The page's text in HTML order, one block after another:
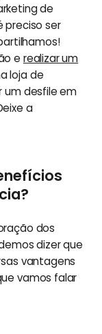
de
preciso ser
e realizar um
loja de
um desfile em
a
dos
dizer que
vantagens
vamos falar